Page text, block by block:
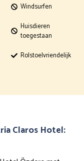
Windsurfen
Huisdieren
toegestaan
Rolstoelvriendelijk
Claros Hotel: